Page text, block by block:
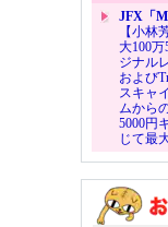
JFX「
【小林
大100
ジナル
および
スキャ
ムから
5000円
じて最